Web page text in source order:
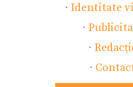
· Identitate
·
·
·